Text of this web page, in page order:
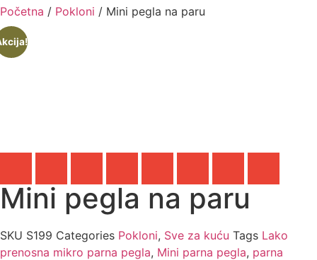
Početna / Pokloni / Mini pegla na paru
Mini pegla na paru
SKU S199 Categories Pokloni, Sve za kuću Tags Lako
prenosna mikro parna pegla, Mini parna pegla, parna